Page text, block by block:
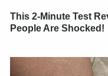
This 2-Minute Test
People Are Shocked!